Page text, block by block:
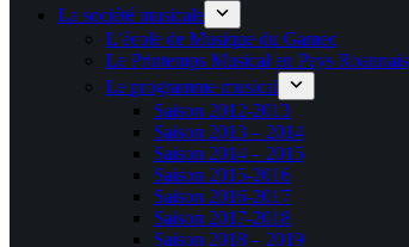
La société musicale
L’école de Musique du Gamec
Le Printemps Musical en Pays Roannais
Le programme musical
Saison 2012-2013
Saison 2013 – 2014
Saison 2014 – 2015
Saison 2015-2016
Saison 2016-2017
Saison 2017-2018
Saison 2018 – 2019